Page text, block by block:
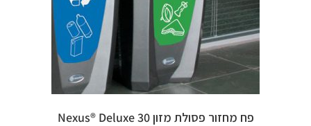
פח מחזור פסולת מזון 30 Nexus® Deluxe